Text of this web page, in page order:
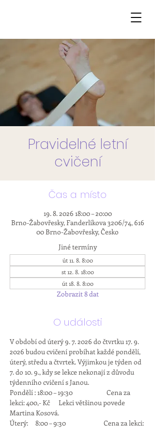
Pravidelné letní
cvičení
Čas a místo
19. 8. 2026 18:00 – 20:00
Brno-Žabovřesky, Fanderlíkova 3206/74, 616
00 Brno-Žabovřesky, Česko
Jiné termíny
út 11. 8. 8:00
st 12. 8. 18:00
út 18. 8. 8:00
Zobrazit 8 dat
O události
V období od úterý 9. 7. 2026 do čtvrtku 17. 9.
2026 budou cvičení probíhat každé pondělí,
úterý, středu a čtvrtek. Výjimkou je týden od
7. do 10. 9., kdy se lekce nekonají z důvodu
týdenního cvičení s Janou.
Pondělí : 18:00 – 19:30          	Cena za
lekci: 400,- Kč      Lekci většinou povede
Martina Kosová.
Úterý:     8:00 – 9:30                          Cena za lekci: